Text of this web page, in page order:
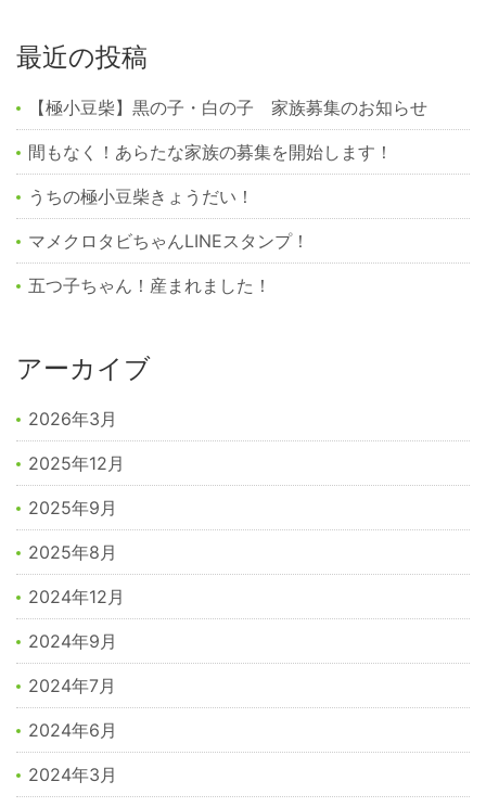
最近の投稿
【極小豆柴】黒の子・白の子 家族募集のお知らせ
間もなく！あらたな家族の募集を開始します！
うちの極小豆柴きょうだい！
マメクロタビちゃんLINEスタンプ！
五つ子ちゃん！産まれました！
アーカイブ
2026年3月
2025年12月
2025年9月
2025年8月
2024年12月
2024年9月
2024年7月
2024年6月
2024年3月